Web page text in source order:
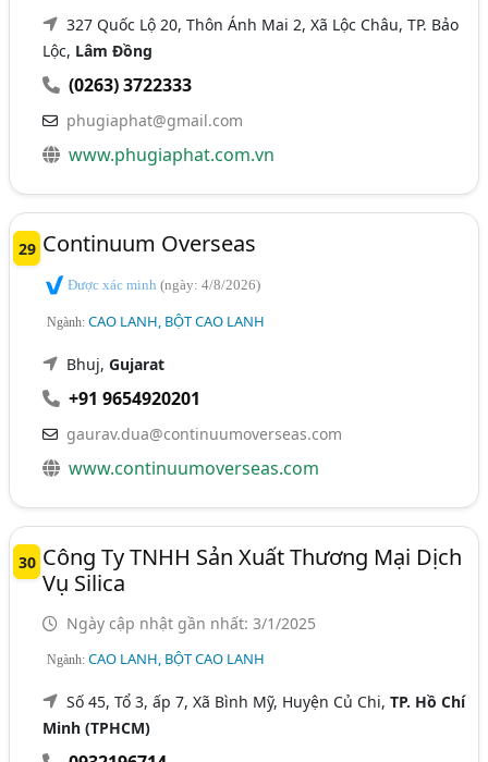
327 Quốc Lộ 20, Thôn Ánh Mai 2, Xã Lộc Châu, TP. Bảo
Lộc, Lâm Đồng
(0263) 3722333
phugiaphat@gmail.com
www.phugiaphat.com.vn
29 Continuum Overseas
Được xác minh(ngày: 4/8/2026)
Ngành:CAO LANH, BỘT CAO LANH
Bhuj,Gujarat
+91 9654920201
gaurav.dua@continuumoverseas.com
www.continuumoverseas.com
30 Công Ty TNHH Sản Xuất Thương Mại Dịch
Vụ Silica
Ngày cập nhật gần nhất: 3/1/2025
Ngành:CAO LANH, BỘT CAO LANH
Số 45, Tổ 3, ấp 7, Xã Bình Mỹ, Huyện Củ Chi,TP. Hồ Chí
Minh (TPHCM)